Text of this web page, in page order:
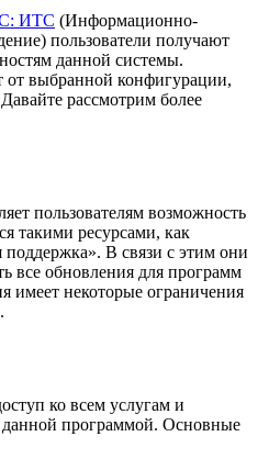
ИТС (Информационно-
пользователи получают
данной системы.
от выбранной конфигурации,
рассмотрим более
пользователям возможность
такими ресурсами, как
В связи с этим они
все обновления для программ
имеет некоторые ограничения
ко всем услугам и
данной программой. Основные